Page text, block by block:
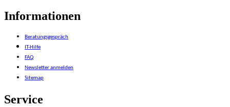
Informationen
Beratungsgespräch
IT-Hilfe
FAQ
Newsletter anmelden
Sitemap
Service